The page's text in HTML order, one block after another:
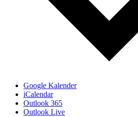
Google Kalender
iCalendar
Outlook 365
Outlook Live